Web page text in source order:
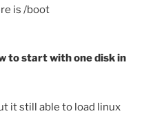
is /boot
to start with one disk in
it still able to load linux